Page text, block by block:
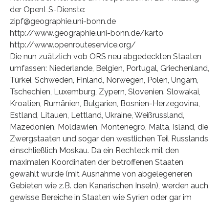
der OpenLS-Dienste:
zipf@geographie.uni-bonn.de
http://www.geographie.uni-bonn.de/karto
http://www.openrouteservice.org/
Die nun zuätzlich vob ORS neu abgedeckten Staaten
umfassen: Niederlande, Belgien, Portugal, Griechenland,
Türkei, Schweden, Finland, Norwegen, Polen, Ungarn,
Tschechien, Luxemburg, Zypern, Slovenien. Slowakai,
Kroatien, Rumänien, Bulgarien, Bosnien-Herzegovina,
Estland, Litauen, Lettland, Ukraine, Weißrussland,
Mazedonien, Moldawien, Montenegro, Malta, Island, die
Zwergstaaten und sogar den westlichen Teil Russlands
einschließlich Moskau. Da ein Rechteck mit den
maximalen Koordinaten der betroffenen Staaten
gewählt wurde (mit Ausnahme von abgelegeneren
Gebieten wie z.B. den Kanarischen Inseln), werden auch
gewisse Bereiche in Staaten wie Syrien oder gar im